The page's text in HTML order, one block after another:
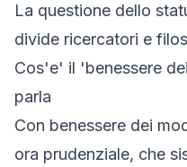
La questione dello
divide ricercatori e
Cos'e' il 'benessere
parla
Con benessere dei
ora prudenziale, che